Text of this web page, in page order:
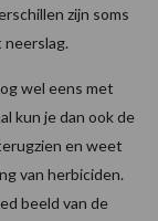
zijn soms
wel eens met
kun je dan ook de
en weet
van herbiciden.
beeld van de